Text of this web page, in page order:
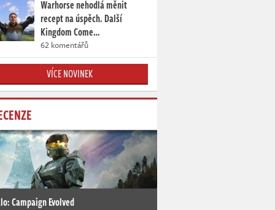
Warhorse nehodlá měnit
recept na úspěch. Další
Kingdom Come…
62 komentářů
VÍCE NOVINEK
Campaign Evolved